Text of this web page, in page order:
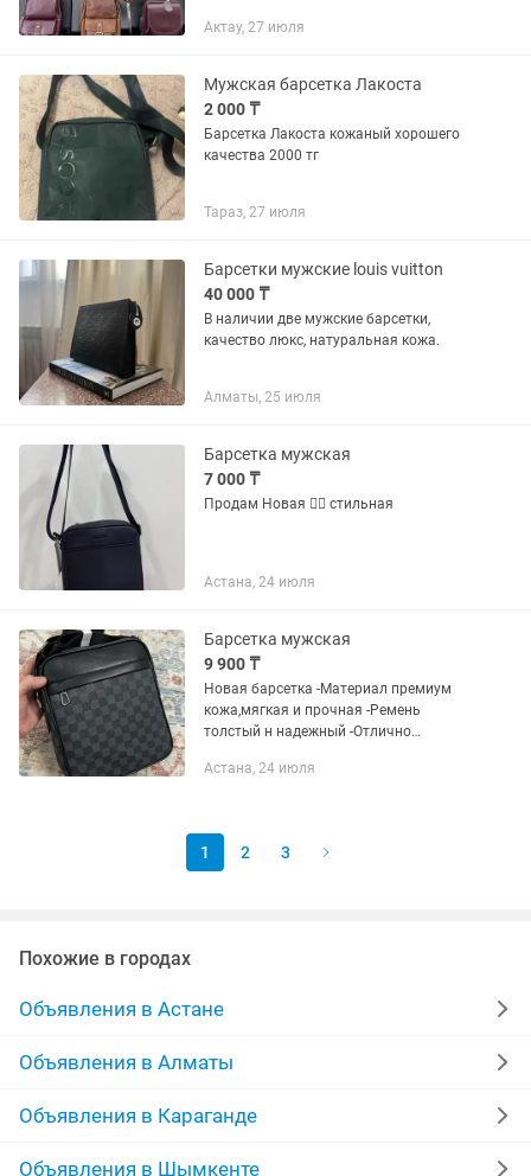
Актау, 27 июля
Мужская барсетка Лакоста
2 000 ₸
Барсетка Лакоста кожаный хорошего
качества 2000 тг
Тараз, 27 июля
Барсетки мужские louis vuitton
40 000 ₸
В наличии две мужские барсетки,
качество люкс, натуральная кожа.
Алматы, 25 июля
Барсетка мужская
7 000 ₸
Продам Новая 👍🏻 стильная
Астана, 24 июля
Барсетка мужская
9 900 ₸
Новая барсетка -Материал премиум
кожа,мягкая и прочная -Ремень
толстый н надежный -Отлично
использования -большой
Астана, 24 июля
1 2 3
Похожие в городах
Объявления в Астане
Объявления в Алматы
Объявления в Караганде
Объявления в Шымкенте